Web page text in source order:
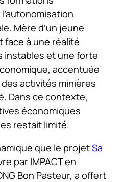
Mère d’un jeune
face à une réalité
instables et une forte
accentuée
activités minières
Dans ce contexte,
économiques
restait limité.
que le projetSa
par IMPACT en
Bon Pasteur, a offert